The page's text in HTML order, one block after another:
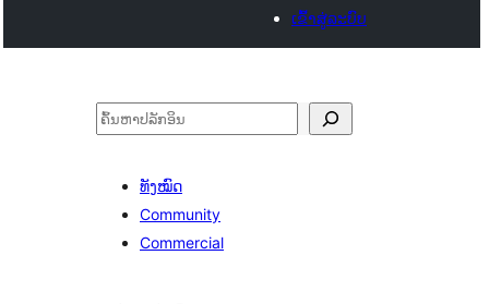
ເຂົ້າສູ່ລະບົບ
ຄົ້ນຫາ
ທັງໝົດ
Community
Commercial